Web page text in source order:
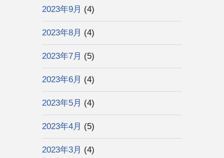
2023年9月 (4)
2023年8月 (4)
2023年7月 (5)
2023年6月 (4)
2023年5月 (4)
2023年4月 (5)
2023年3月 (4)